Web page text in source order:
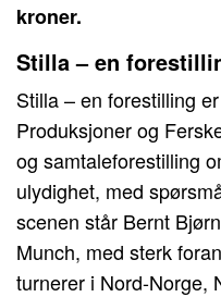
kroner.
Stilla – en
Stilla – en forestilling
Produksjoner og
og samtaleforestilling
ulydighet, med
scenen står Bernt
Munch, med sterk
turnerer i Nord-Norge,